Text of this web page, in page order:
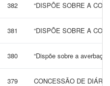
382 “DISPÕE SOBRE A
381 “DISPÕE SOBRE A
380 “Dispõe sobre a
379 CONCESSÃO DE